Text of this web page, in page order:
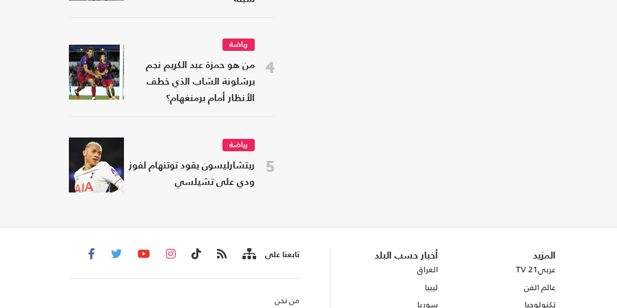
4
رياضة
من هو حمزة عبد الكريم نجم
برشلونة الشاب الذي خطف
الأنظار أمام برمنغهام؟
5
رياضة
ريتشارليسون يقود توتنهام لفوز
ودي على تشيلسي
المزيد
عربي21 TV
عالم الفن
تكنولوجيا
أخبار حسب البلد
العراق
ليبيا
سوريا
تابعنا على
من نحن